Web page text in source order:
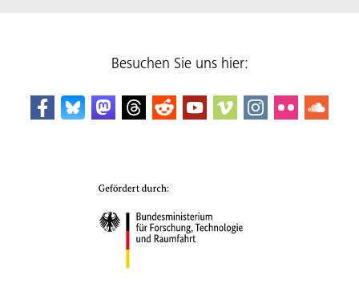
Besuchen Sie uns hier: